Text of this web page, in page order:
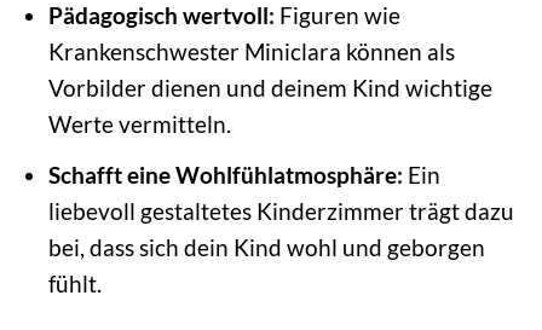
Pädagogisch wertvoll: Figuren wie
Krankenschwester Miniclara können als
Vorbilder dienen und deinem Kind wichtige
Werte vermitteln.
Schafft eine Wohlfühlatmosphäre: Ein
liebevoll gestaltetes Kinderzimmer trägt dazu
bei, dass sich dein Kind wohl und geborgen
fühlt.